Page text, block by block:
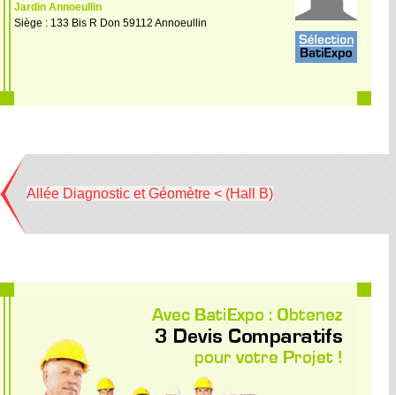
Jardin Annoeullin
Siège : 133 Bis R Don 59112 Annoeullin
Allée Diagnostic et Géomètre < (Hall B)